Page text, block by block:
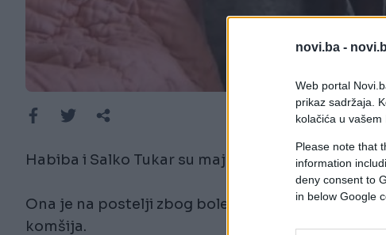
novi.ba -
Web portal
prikaz sadržaja.
kolačića u
Please note that
information
deny consent to
in below Google
Habiba i Salko Tukar su majka i sin koji žive na
Ona je na postelji zbog bolesti, a Salko šta
komšija.